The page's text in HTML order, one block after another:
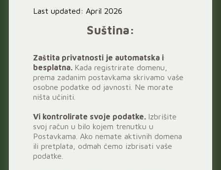
Last updated: April 2026
Suština:
Zaštita privatnosti je automatska i
besplatna. Kada registrirate domenu,
prema zadanim postavkama skrivamo vaše
osobne podatke od javnosti. Ne morate
ništa učiniti.
Vi kontrolirate svoje podatke. Izbrišite
svoj račun u bilo kojem trenutku u
Postavkama. Ako nemate aktivnih domena
ili pretplata, odmah ćemo izbrisati vaše
podatke.